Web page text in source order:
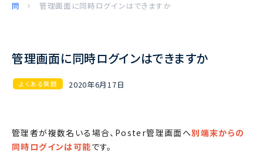
問
管理画面に同時ログインはできますか
管理画面に同時ログインはできますか
よくある質問 2020年6月17日
管理者が複数名いる場合、Poster管理画面へ別端末からの
同時ログインは可能です。